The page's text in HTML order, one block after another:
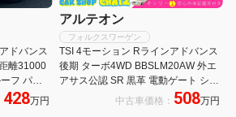
ドバンス
離31000
フ パー
ウンドビ
428万円
アルテオン
フォルクスワーゲン
TSI 4モーション Rラインアドバンス
後期 ターボ4WD BBSLM20AW 外エ
アサス公認 SR 黒革 電動ゲート シー
トH ナビフルセグ ドラレコ付Dイン
中古車価格： 508万円